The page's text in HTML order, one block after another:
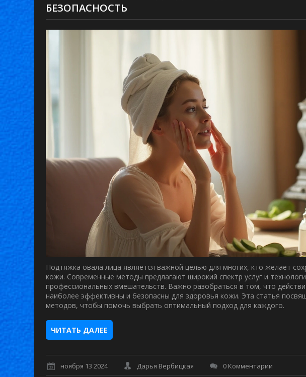
БЕЗОПАСНОСТЬ
Подтяжка овала лица является важной целью для многих, кто желает
кожи. Современные методы предлагают широкий спектр услуг и
профессиональных вмешательств. Важно разобраться в том, что
наиболее эффективны и безопасны для здоровья кожи. Эта статья
методов, чтобы помочь выбрать оптимальный подход для каждого.
ЧИТАТЬ ДАЛЕЕ
ноября 13 2024 Дарья Вербицкая 0 Комментарии